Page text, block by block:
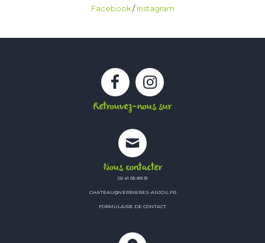
Facebook/ Instagram
Retrouvez-nous sur
FacebookInstagram
Nous contacter
02 41 05 89 31
CHATEAU@VERRIERES-ANJOU.FR
FORMULAIRE DE CONTACT